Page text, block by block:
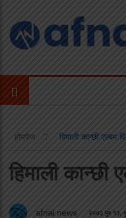
होमपेज हिमाली कान्छी एल्बम
हिमाली कान्छी
afnai news २०७३ पुष १३,